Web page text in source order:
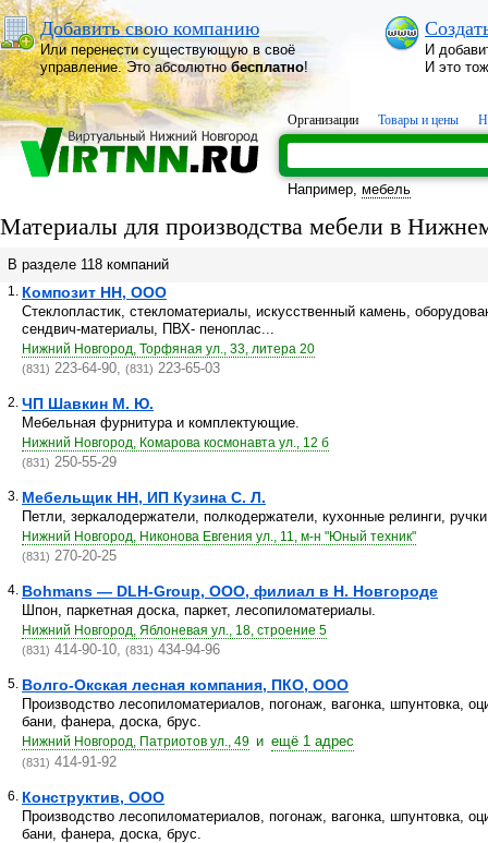
Добавить свою компанию
Или перенести существующую в своё
управление. Это абсолютнобесплатно!
И
И это
Организации Товары и цены
Например, мебель
Материалы для производства мебели в
В разделе 118 компаний
1. Композит НН, ООО
Стеклопластик, стекломатериалы, искусственный камень,
сендвич-материалы, ПВХ- пеноплас...
Нижний Новгород, Торфяная ул., 33, литера 20
(831) 223-64-90, (831) 223-65-03
2. ЧП Шавкин М. Ю.
Мебельная фурнитура и комплектующие.
Нижний Новгород, Комарова космонавта ул., 12 б
(831) 250-55-29
3. Мебельщик НН, ИП Кузина С. Л.
Петли, зеркалодержатели, полкодержатели, кухонные релинги,
Нижний Новгород, Никонова Евгения ул., 11, м-н "Юный техник"
(831) 270-20-25
4. Bohmans — DLH-Group, ООО, филиал в Н. Новгороде
Шпон, паркетная доска, паркет, лесопиломатериалы.
Нижний Новгород, Яблоневая ул., 18, строение 5
(831) 414-90-10, (831) 434-94-96
5. Волго-Окская лесная компания, ПКО, ООО
Производство лесопиломатериалов, погонаж, вагонка, шпунтовка,
бани, фанера, доска, брус.
Нижний Новгород, Патриотов ул., 49 и ещё 1 адрес
(831) 414-91-92
6. Конструктив, ООО
Производство лесопиломатериалов, погонаж, вагонка, шпунтовка,
бани, фанера, доска, брус.